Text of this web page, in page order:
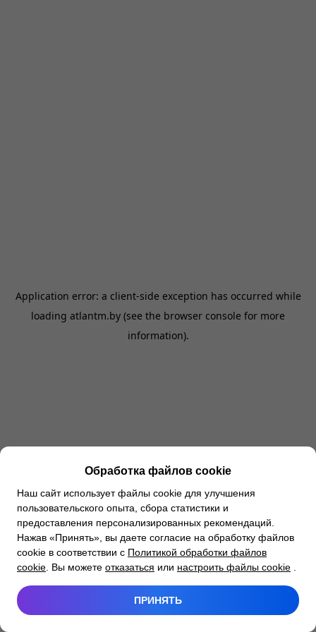
Application error: a client-side exception has occurred while
loading atlantm.by (see the browser console for more
information).
Обработка файлов cookie
Наш сайт использует файлы cookie для улучшения
пользовательского опыта, сбора статистики и
предоставления персонализированных рекомендаций.
Нажав «Принять», вы даете согласие на обработку файлов
cookie в соответствии с Политикой обработки файлов
cookie . Вы можете отказаться или настроить файлы cookie
ПРИНЯТЬ